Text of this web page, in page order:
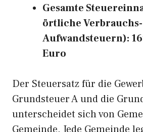
Gesamte
örtliche
Aufwandsteuern):
Euro
Der Steuersatz für die
Grundsteuer A und die
unterscheidet sich von